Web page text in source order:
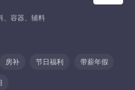
、容器、辅料
房补 节日福利 带薪年假